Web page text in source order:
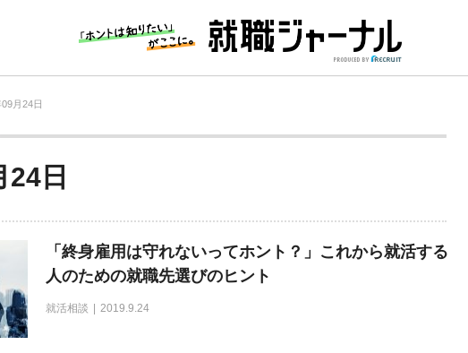
月24日
24日
「終身雇用は守れないってホント？」これから就活する
人のための就職先選びのヒント
就活相談 2019.9.24